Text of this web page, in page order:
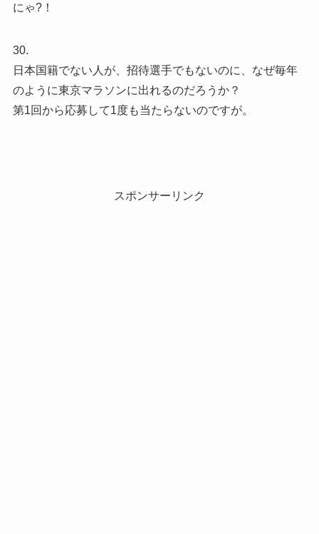
にゃ?！
30.
日本国籍でない人が、招待選手でもないのに、なぜ毎年
のように東京マラソンに出れるのだろうか？
第1回から応募して1度も当たらないのですが。
スポンサーリンク